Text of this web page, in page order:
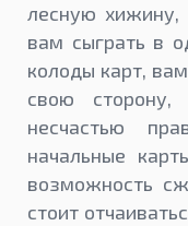
лесную хижину,
вам сыграть в
колоды карт,
свою
несчастью
начальные
возможность
стоит